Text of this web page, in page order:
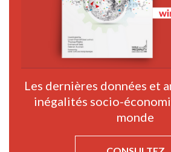
Les dernières données et
inégalités socio-
monde